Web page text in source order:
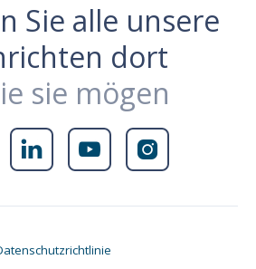
Sie alle unsere
dort
sie mögen
  